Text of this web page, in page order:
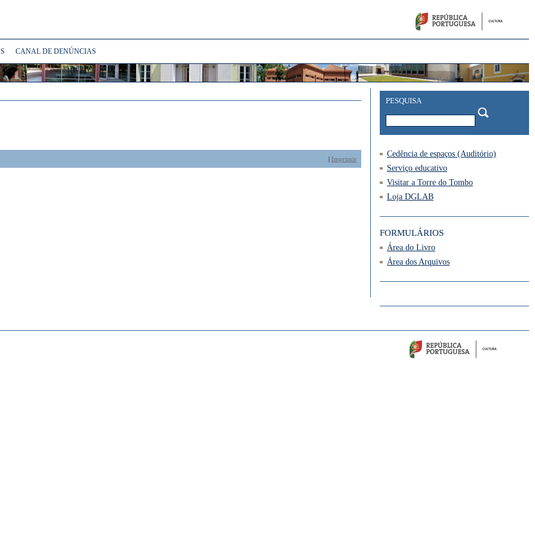
CANAL DE DENÚNCIAS
| Imprimir
PESQUISA
Cedência de espaços (Auditório)
Serviço educativo
Visitar a Torre do Tombo
Loja DGLAB
FORMULÁRIOS
Área do Livro
Área dos Arquivos